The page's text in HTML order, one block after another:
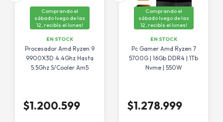
Comprando el
sábado luego de las
12, recibís el lunes!
EN STOCK
Procesador Amd Ryzen 9
9900X3D 4.4Ghz Hasta
5.5Ghz S/Cooler Am5
$1.200.599
Comprando el
sábado luego de las
12, recibís el lunes!
EN STOCK
Pc Gamer Amd Ryzen 7
5700G | 16Gb DDR4 | 1Tb
Nvme | 550W
$1.278.999